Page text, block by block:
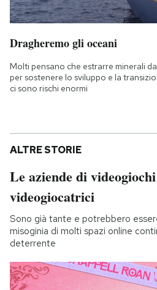
Dragheremo gli oceani
Molti pensano che estrarre minerali
per sostenere lo sviluppo e la
ci sono rischi enormi
ALTRE STORIE
Le aziende di
videogiocatrici
Sono già tante e potrebbero
misoginia di molti spazi online
deterrente